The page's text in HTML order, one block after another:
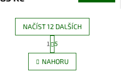
O
v
l
NAČÍST 12 DALŠÍCH
t
r
á
n
1 5
NAHORU